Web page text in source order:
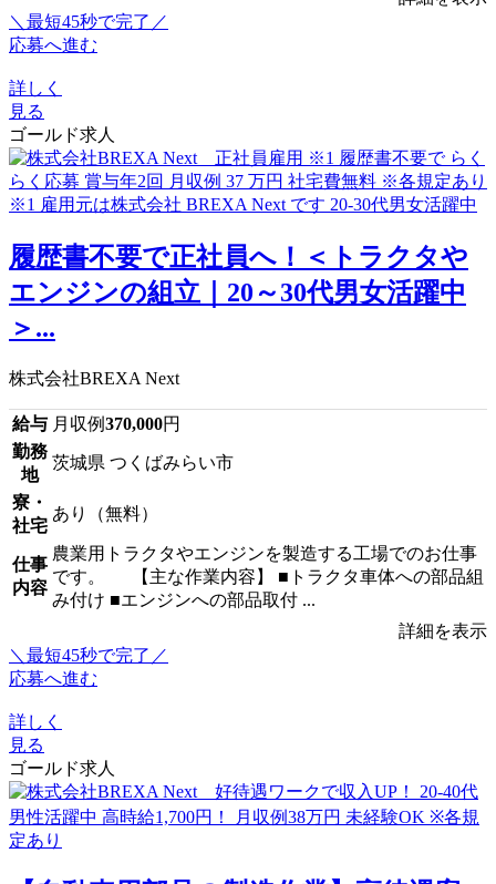
＼最短45秒で完了／
応募へ進む
詳しく
見る
ゴールド求人
履歴書不要で正社員へ！＜トラクタや
エンジンの組立｜20～30代男女活躍中
＞...
株式会社BREXA Next
給与 月収例370,000円
勤務
地
茨城県 つくばみらい市
寮・
社宅
あり（無料）
仕事
内容
農業用トラクタやエンジンを製造する工場でのお仕事
です。 【主な作業内容】 ■トラクタ車体への部品組
み付け ■エンジンへの部品取付 ...
詳細を表示
＼最短45秒で完了／
応募へ進む
詳しく
見る
ゴールド求人